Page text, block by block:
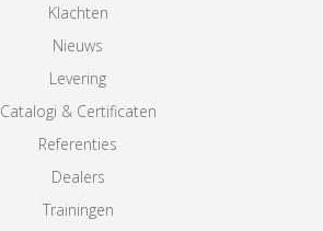
Klachten
Nieuws
Levering
Catalogi & Certificaten
Referenties
Dealers
Trainingen